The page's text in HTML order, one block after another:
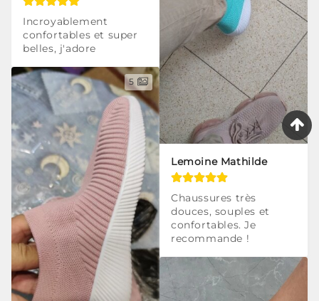
Incroyablement
confortables et super
belles, j'adore
5
Lemoine Mathilde
Chaussures très
douces, souples et
confortables. Je
recommande !